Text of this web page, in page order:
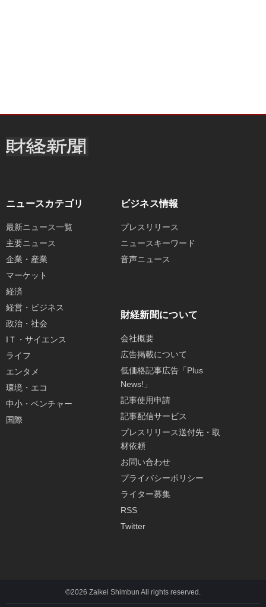
ニュースカテゴリ
最新ニュース一覧
主要ニュース
企業・産業
マーケット
経済
経営・ビジネス
政治・社会
IＴ・サイエンス
ライフ
エンタメ
環境・エコ
中小・ベンチャー
国際
ビジネス情報
プレスリリース
ニュースキーワード
音声ニュース
財経新聞について
会社概要
広告掲載について
低価格記事広告「Plus
News!」
記事使用申請
記事配信サービス
プレスリリース送付先・取
材依頼
お問い合わせ
プライバシーポリシー
ライター募集
RSS
Twitter
©2026 Zaikei Shimbun All rights reserved.